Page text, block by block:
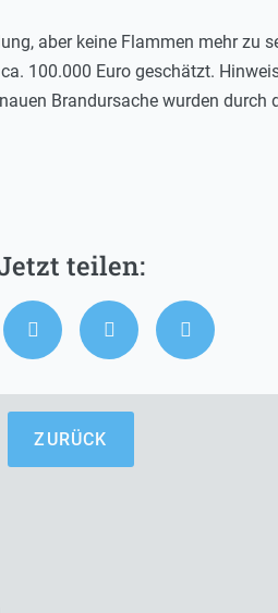
aber keine Flammen mehr zu
100.000 Euro geschätzt.
Brandursache wurden
ZURÜCK